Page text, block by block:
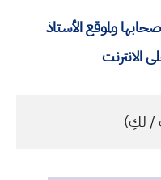
ولموقع الأستاذ
الانترنت
/ لكِ)